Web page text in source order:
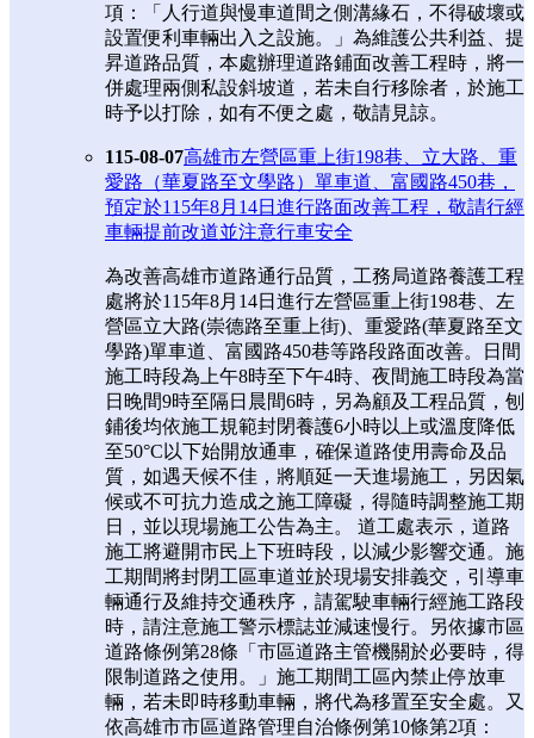
項：「人行道與慢車道間之側溝緣石，不得破壞或
設置便利車輛出入之設施。」為維護公共利益、提
昇道路品質，本處辦理道路鋪面改善工程時，將一
併處理兩側私設斜坡道，若未自行移除者，於施工
時予以打除，如有不便之處，敬請見諒。
115-08-07高雄市左營區重上街198巷、立大路、重
愛路（華夏路至文學路）單車道、富國路450巷，
預定於115年8月14日進行路面改善工程，敬請行經
車輛提前改道並注意行車安全
為改善高雄市道路通行品質，工務局道路養護工程
處將於115年8月14日進行左營區重上街198巷、左
營區立大路(崇德路至重上街)、重愛路(華夏路至文
學路)單車道、富國路450巷等路段路面改善。日間
施工時段為上午8時至下午4時、夜間施工時段為當
日晚間9時至隔日晨間6時，另為顧及工程品質，刨
鋪後均依施工規範封閉養護6小時以上或溫度降低
至50°C以下始開放通車，確保道路使用壽命及品
質，如遇天候不佳，將順延一天進場施工，另因氣
候或不可抗力造成之施工障礙，得隨時調整施工期
日，並以現場施工公告為主。 道工處表示，道路
施工將避開市民上下班時段，以減少影響交通。施
工期間將封閉工區車道並於現場安排義交，引導車
輛通行及維持交通秩序，請駕駛車輛行經施工路段
時，請注意施工警示標誌並減速慢行。另依據市區
道路條例第28條「市區道路主管機關於必要時，得
限制道路之使用。」施工期間工區內禁止停放車
輛，若未即時移動車輛，將代為移置至安全處。又
依高雄市市區道路管理自治條例第10條第2項：